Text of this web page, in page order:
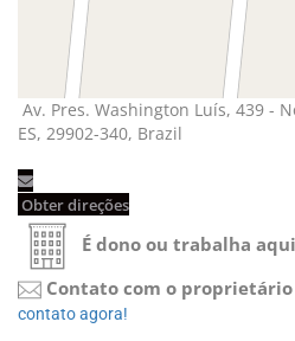
Av. Pres. Washington Luís, 439 -
ES, 29902-340, Brazil
Obter direções
É dono ou trabalha
Contato com o
contato agora!